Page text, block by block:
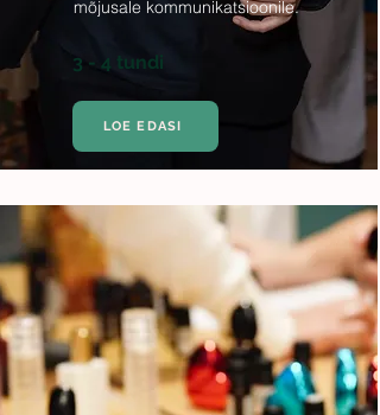
mõjusale kommunikatsioonile.
3 - 4 tundi
LOE EDASI